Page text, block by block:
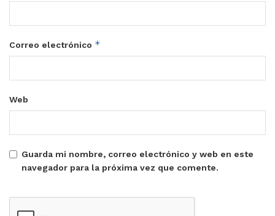
Correo electrónico *
Web
Guarda mi nombre, correo electrónico y web en este
navegador para la próxima vez que comente.